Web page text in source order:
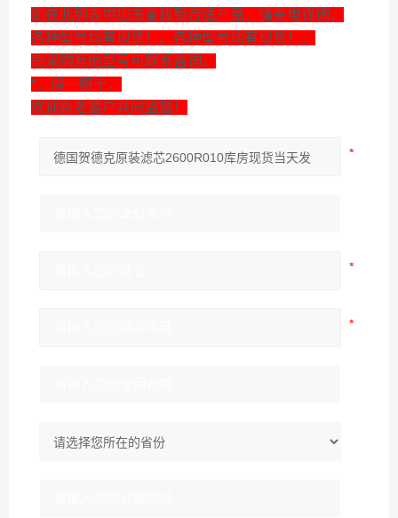
如在此列表中您未查找到合适产品，请来电详询，
各种型号均有现货！、各种型号均有现货！、
需采购其他型号可联系咨询。
*，假一赔十，
欢迎新老客户共同监督！